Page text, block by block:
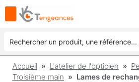
Accueil » L'atelier de l'opticien »
Troisième main » Lames de